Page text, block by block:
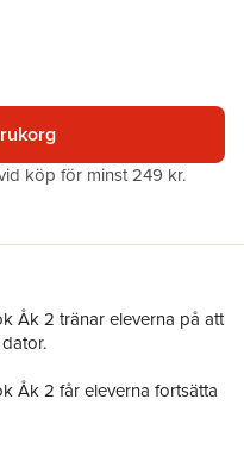
köp för minst 249 kr.
Åk 2 tränar eleverna på att
Åk 2 får eleverna fortsätta
sätt. Här skriver